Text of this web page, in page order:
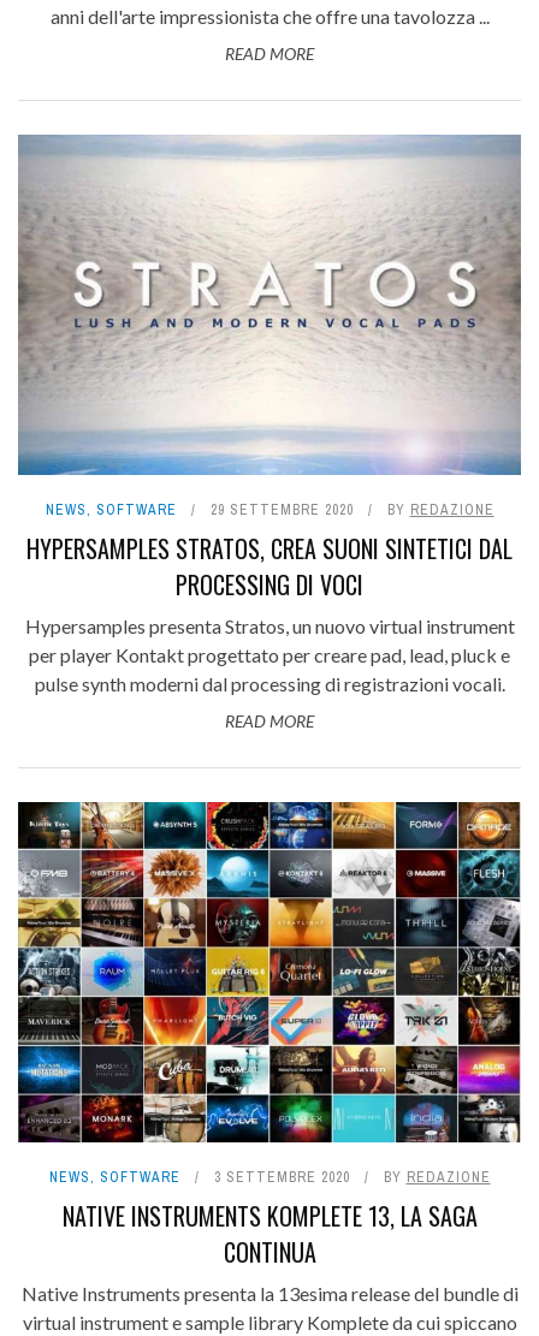
anni dell'arte impressionista che offre una tavolozza ...
READ MORE
NEWS, SOFTWARE 29 SETTEMBRE 2020 BY REDAZIONE
HYPERSAMPLES STRATOS, CREA SUONI SINTETICI DAL
PROCESSING DI VOCI
Hypersamples presenta Stratos, un nuovo virtual instrument
per player Kontakt progettato per creare pad, lead, pluck e
pulse synth moderni dal processing di registrazioni vocali.
READ MORE
NEWS, SOFTWARE 3 SETTEMBRE 2020 BY REDAZIONE
NATIVE INSTRUMENTS KOMPLETE 13, LA SAGA
CONTINUA
Native Instruments presenta la 13esima release del bundle di
virtual instrument e sample library Komplete da cui spiccano